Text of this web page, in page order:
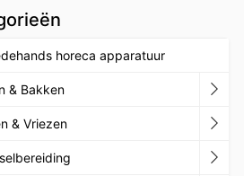
aantal
horeca apparatuur
& Bakken
& Vriezen